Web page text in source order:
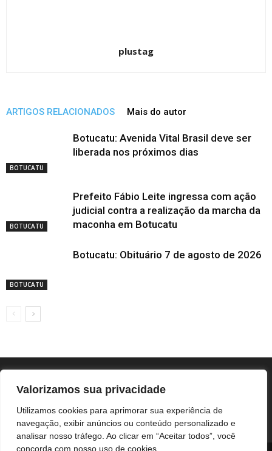
Valorizamos sua privacidade
Utilizamos cookies para aprimorar sua experiência de
navegação, exibir anúncios ou conteúdo personalizado e
analisar nosso tráfego. Ao clicar em “Aceitar todos”, você
concorda com nosso uso de cookies.
plustag
ARTIGOS RELACIONADOS Mais do autor
BOTUCATU
Botucatu: Avenida Vital Brasil deve ser
liberada nos próximos dias
BOTUCATU
Prefeito Fábio Leite ingressa com ação
judicial contra a realização da marcha da
maconha em Botucatu
BOTUCATU
Botucatu: Obituário 7 de agosto de 2026